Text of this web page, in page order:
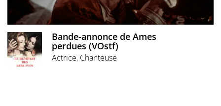
Bande-annonce de Ames
perdues (VOstf)
Actrice, Chanteuse